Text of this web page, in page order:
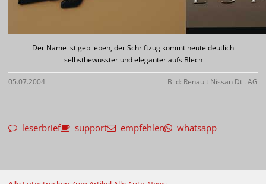
Der Name ist geblieben, der Schriftzug kommt heute deutlich
selbstbewusster und eleganter aufs Blech
05.07.2004 Bild: Renault Nissan Dtl. AG
leserbrief support empfehlen whatsapp